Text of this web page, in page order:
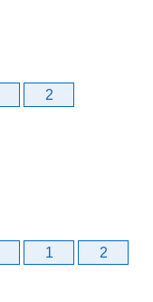
2
1
2